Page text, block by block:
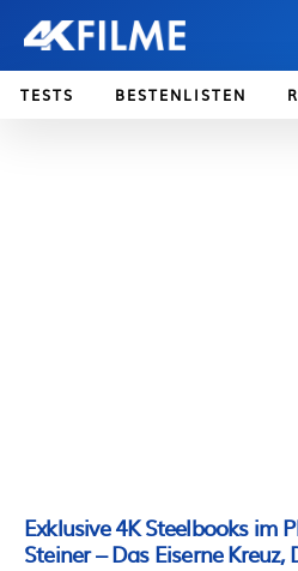
TESTS BESTENLISTEN
Exklusive 4K Steelbooks im
Steiner – Das Eiserne